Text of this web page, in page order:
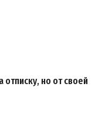
но от своей